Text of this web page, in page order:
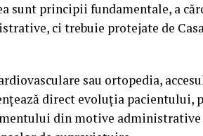
sunt principii fundamentale, a
ci trebuie protejate de
sau ortopedia,
direct evoluția pacientului,
din motive administrative